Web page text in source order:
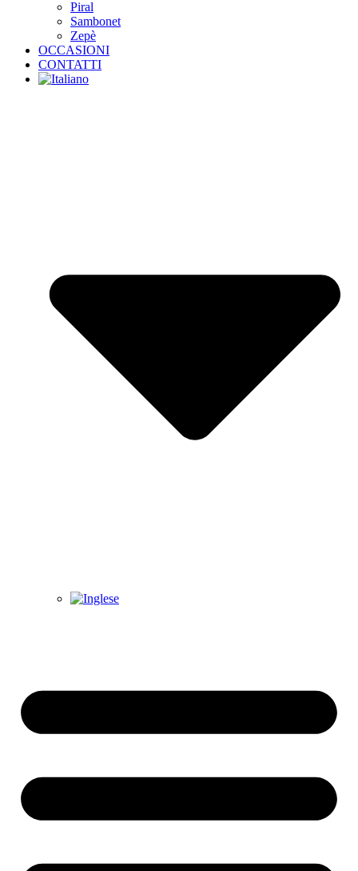
Piral
Sambonet
Zepè
OCCASIONI
CONTATTI